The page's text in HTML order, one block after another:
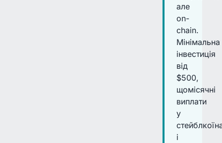
але
on-
chain.
Мінімальна
інвестиція
від
$500,
щомісячні
виплати
у
і